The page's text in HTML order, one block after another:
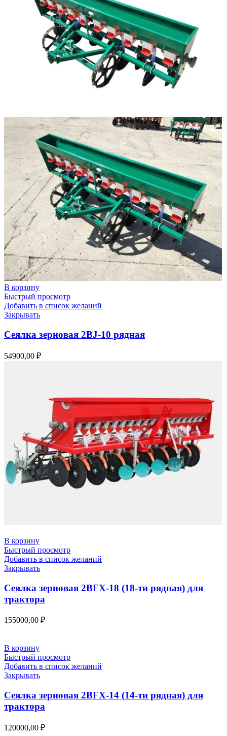
В корзину
Быстрый просмотр
Добавить в список желаний
Закрывать
Сеялка зерновая 2BJ-10 рядная
54900,00 ₽
В корзину
Быстрый просмотр
Добавить в список желаний
Закрывать
Сеялка зерновая 2BFX-18 (18-ти рядная) для
трактора
155000,00 ₽
В корзину
Быстрый просмотр
Добавить в список желаний
Закрывать
Сеялка зерновая 2BFX-14 (14-ти рядная) для
трактора
120000,00 ₽